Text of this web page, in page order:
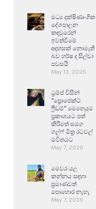
මධ්‍ය දක්ෂිණාංශික
දේශපාලන
කඳවුරෙන්
ඉවත්වීමේ
අදහසක් නොමැති
බව හර්ෂ ද සිල්වා
පවසයි
May 13, 2026
ට්‍රම්ප් විසින්
“ප්‍රොජෙක්ට්
ෆ්‍රීඩම්” මෙහෙයුම
ප්‍රකාශයට පත්
කිරීමත් සමග
ගල්ෆ් මිත්‍ර රටවල්
මවිතයට
May 7, 2026
මෙවර යල
කන්නය සඳහා
ප්‍රමාණවත්
පොහොර නැහැ
May 7, 2026